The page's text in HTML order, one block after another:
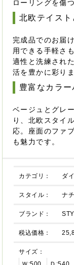
ローリングを傷
北欧テイス
完成品でのお届
用できる手軽さ
適性と洗練され
活を豊かに彩りま
豊富なカラ
ベージュとグレ
り、北欧スタイ
応。座面のファ
も魅力です。
カテゴリ： ダ
スタイル： ナ
ブランド：
税込価格：
サイズ：